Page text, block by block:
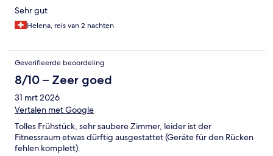
Sehr gut
Helena, reis van 2 nachten
Geverifieerde beoordeling
8/10 – Zeer goed
31 mrt 2026
Vertalen met Google
Tolles Frühstück, sehr saubere Zimmer, leider ist der
Fitnessraum etwas dürftig ausgestattet (Geräte für den Rücken
fehlen komplett).